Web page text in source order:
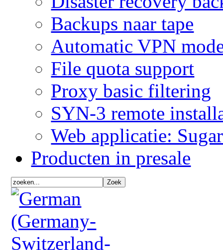
Backups naar tape
Automatic VPN
File quota support
Proxy basic filtering
SYN-3 remote
Web applicatie:
Producten in presale